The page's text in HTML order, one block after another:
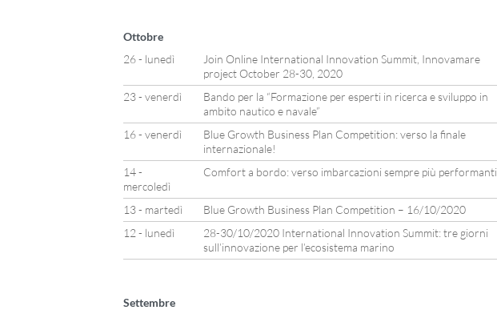
Ottobre
26 - lunedì
Join Online International Innovation Summit, Innovamare
project October 28-30, 2020
23 - venerdì
Bando per la “Formazione per esperti in ricerca e sviluppo in
ambito nautico e navale”
16 - venerdì
Blue Growth Business Plan Competition: verso la finale
internazionale!
14 -
mercoledì
Comfort a bordo: verso imbarcazioni sempre più performanti
13 - martedì
Blue Growth Business Plan Competition – 16/10/2020
12 - lunedì
28-30/10/2020 International Innovation Summit: tre giorni
sull’innovazione per l’ecosistema marino
Settembre